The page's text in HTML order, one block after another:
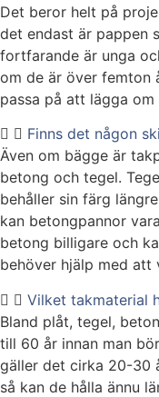
Det beror helt på
det endast är pappen
fortfarande är unga
om de är över femton
passa på att lägga om
Finns det någon
Även om bägge är
betong och tegel.
behåller sin färg
kan betongpannor
betong billigare och
behöver hjälp med att
Vilket takmaterial
Bland plåt, tegel,
till 60 år innan man
gäller det cirka 20-30
så kan de hålla ännu